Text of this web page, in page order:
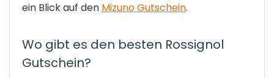
ein Blick auf den Mizuno Gutschein.
Wo gibt es den besten Rossignol
Gutschein?